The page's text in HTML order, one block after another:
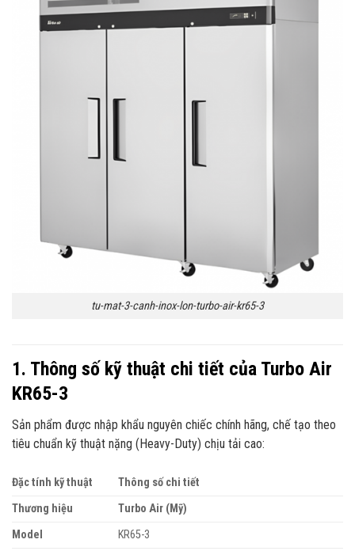
tu-mat-3-canh-inox-lon-turbo-air-kr65-3
1. Thông số kỹ thuật chi tiết của Turbo Air
KR65-3
Sản phẩm được nhập khẩu nguyên chiếc chính hãng, chế tạo theo
tiêu chuẩn kỹ thuật nặng (Heavy-Duty) chịu tải cao:
Đặc tính kỹ thuật
Thông số chi tiết
Thương hiệu
Turbo Air (Mỹ)
Model
KR65-3